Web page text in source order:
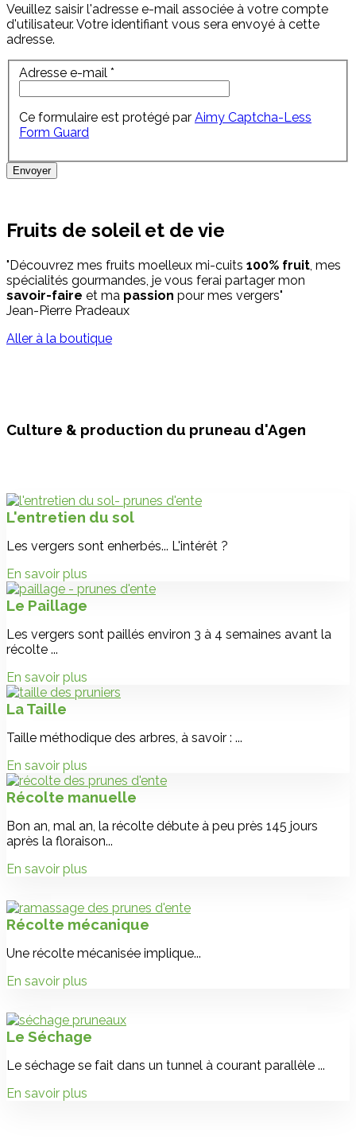
Veuillez saisir l'adresse e-mail associée à votre compte
d'utilisateur. Votre identifiant vous sera envoyé à cette
adresse.
Adresse e-mail *
Ce formulaire est protégé par Aimy Captcha-Less
Form Guard
Envoyer
Fruits de soleil et de vie
"Découvrez mes fruits moelleux mi-cuits 100% fruit, mes
spécialités gourmandes, je vous ferai partager mon
savoir-faire et ma passion pour mes vergers"
Jean-Pierre Pradeaux
Aller à la boutique
Culture & production du pruneau d'Agen
L'entretien du sol
Les vergers sont enherbés... L'intérêt ?
En savoir plus
Le Paillage
Les vergers sont paillés environ 3 à 4 semaines avant la
récolte ...
En savoir plus
La Taille
Taille méthodique des arbres, à savoir : ...
En savoir plus
Récolte manuelle
Bon an, mal an, la récolte débute à peu près 145 jours
après la floraison...
En savoir plus
Récolte mécanique
Une récolte mécanisée implique...
En savoir plus
Le Séchage
Le séchage se fait dans un tunnel à courant parallèle ...
En savoir plus